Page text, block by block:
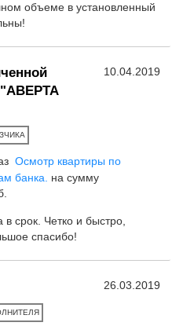
объеме в установленный
"АВЕРТА
10.04.2019
Осмотр квартиры по
банка.
на сумму
срок. Четко и быстро,
спасибо!
26.03.2019